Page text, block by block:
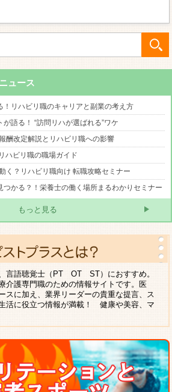
ュース
！リハビリ職のキャリアと副業の考え方
が語る！ “訪問リハが選ばれる”ワケ
酬改定解説とリハビリ職への影響
ハビリ職の職場ガイド
く？リハビリ職向け 転職攻略セミナー
つかる？！栄養士の働く場所まるわかりセミナー
もっと見る
言語聴覚士（PT OT ST）におすすめ。
介護専門職のための情報サイトです。医
スに加え、業界リーダーの貴重な提言、ス
活に役立つ情報が満載！ 健康や美容、マ